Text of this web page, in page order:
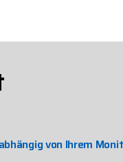
von Ihrem